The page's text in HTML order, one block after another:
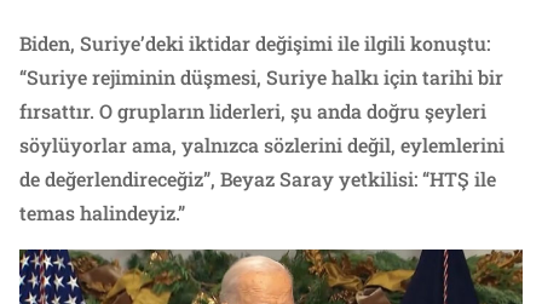
Biden, Suriye’deki iktidar değişimi ile ilgili konuştu:
“Suriye rejiminin düşmesi, Suriye halkı için tarihi bir
fırsattır. O grupların liderleri, şu anda doğru şeyleri
söylüyorlar ama, yalnızca sözlerini değil, eylemlerini
de değerlendireceğiz”, Beyaz Saray yetkilisi: “HTŞ ile
temas halindeyiz.”